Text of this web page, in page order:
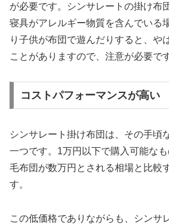
が必要です。シンサレートの掛け布
寝具がアレルギー物質を含んでいる
り子供が布団で遊んだりすると、や
ことがありますので、注意が必要です
コストパフォーマンスが高い
シンサレート掛け布団は、その手頃
一つです。1万円以下で購入可能な
毛布団が数万円とされる相場と比較
す。
この低価格でありながらも、シンサ